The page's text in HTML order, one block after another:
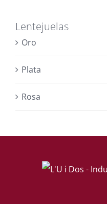
Lentejuelas
Oro
Plata
Rosa